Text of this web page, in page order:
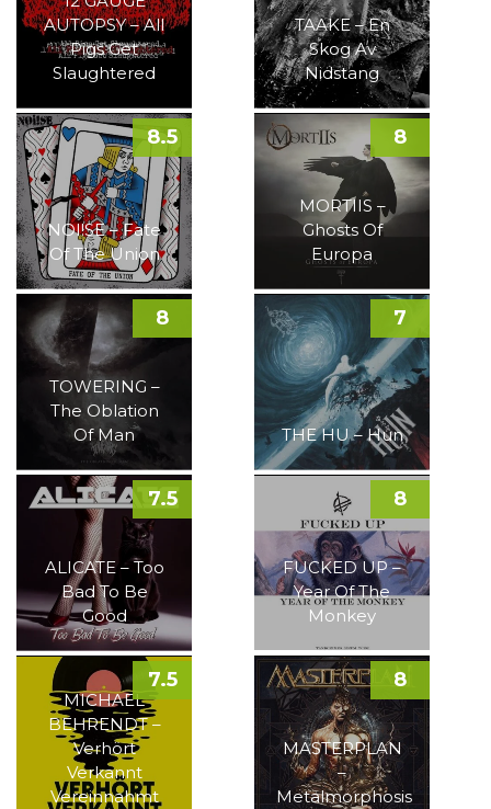
AUTOPSY – All
Pigs Get
Slaughtered
TAAKE – En
Skog Av
Nidstang
NOI!SE – Fate
Of The Union
8.5
MORTIIS –
Ghosts Of
Europa
8
TOWERING –
The Oblation
Of Man
8
THE HU – Hun
7
ALICATE – Too
Bad To Be
Good
7.5
FUCKED UP –
Year Of The
Monkey
8
MICHAEL
BEHRENDT –
Verhört
Verkannt
Vereinnahmt
7.5
MASTERPLAN
–
Metalmorphosis
8